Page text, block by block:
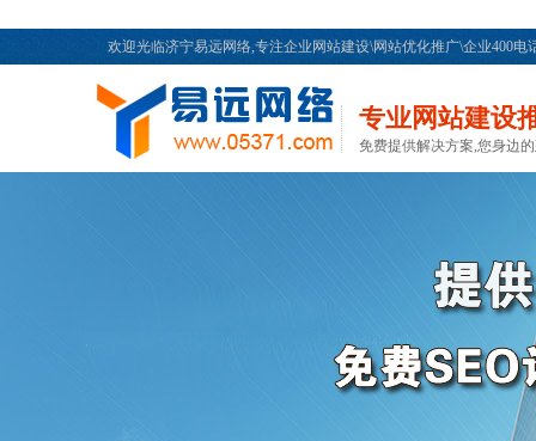
欢迎光临济宁易远网络,专注企业网站建设\网站优化推广\企业400
专业网站建设
免费提供解决方案,您身边